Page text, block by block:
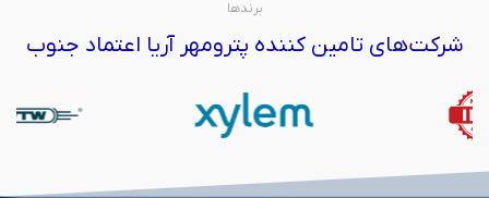
برندها
شرکت‌های تامین کننده پترومهر آریا اعتماد جنوب